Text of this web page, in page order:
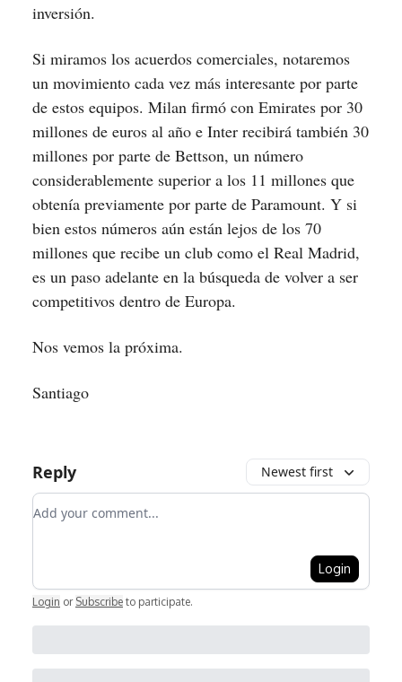
inversión.
Si miramos los acuerdos comerciales, notaremos
un movimiento cada vez más interesante por parte
de estos equipos. Milan firmó con Emirates por 30
millones de euros al año e Inter recibirá también 30
millones por parte de Bettson, un número
considerablemente superior a los 11 millones que
obtenía previamente por parte de Paramount. Y si
bien estos números aún están lejos de los 70
millones que recibe un club como el Real Madrid,
es un paso adelante en la búsqueda de volver a ser
competitivos dentro de Europa.
Nos vemos la próxima.
Santiago
Reply Newest first
Add your comment
Login
Login or Subscribe to participate.